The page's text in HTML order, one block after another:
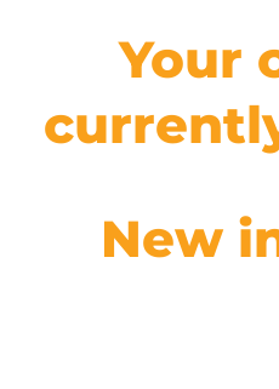
Your
New